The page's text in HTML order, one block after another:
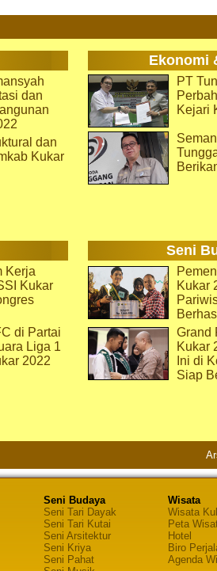
Ekonomi
dan
dan
Kukar
PT
Kejari
Seni
Kerja
Kukar
di Partai
Liga 1
2022
Kukar
Grand
Kukar
Ini di
Siap
Seni Budaya
Seni Tari Dayak
Seni Tari Kutai
Seni Arsitektur
Seni Kriya
Seni Pahat
Wisata
Wisata
Peta
Hotel
Biro
Agenda